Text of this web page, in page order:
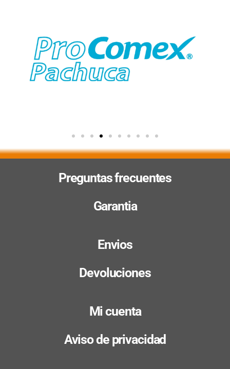
Preguntas frecuentes
Garantia
Envios
Devoluciones
Mi cuenta
Aviso de privacidad